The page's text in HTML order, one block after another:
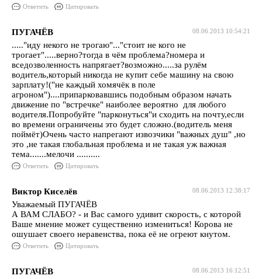
Ответить Цитировать
08.06.2013 10:54:21
ПУГАЧЁВ
....."иду некого не трогаю"..."стоит не кого не
трогает".....верно?тогда в чём проблема?номера и
вседозволенность напрягает?возможно.....за рулём
водитель,который никогда не купит себе машину на свою
зарплату!("не каждый хомячёк в поле
агроном")....припарковавшись подобным образом начать
движение по "встречке" наиболее вероятно для любого
водителя.Попробуйте "парконуться"и сходить на почту,если
во времени ограничены это будет сложно.(водитель меня
поймёт)Очень часто напрегают извозчики "важных душ" ,но
это ,не такая глобальная проблема и не такая уж важная
тема.......мелочи ..........
Ответить Цитировать
08.06.2013 12:38:17
Виктор Киселёв
Уважаемый ПУГАЧЁВ
А ВАМ СЛАБО? - и Вас самого удивит скорость, с которой
Ваше мнение может существенно измениться! Корова не
ошушает своего неравенства, пока её не огреют кнутом.
Ответить Цитировать
08.06.2013 16:12:51
ПУГАЧЁВ